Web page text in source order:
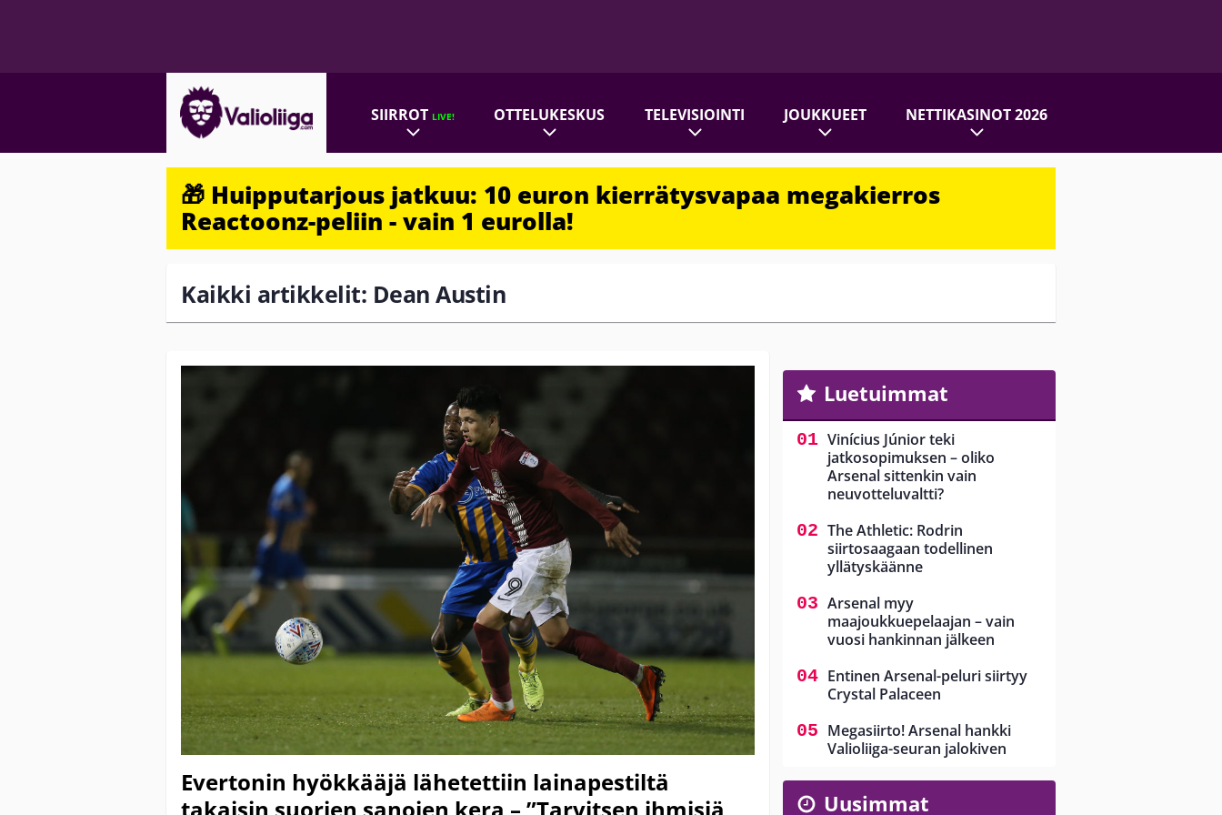
SIIRROTLIVE! OTTELUKESKUS TELEVISIOINTI JOUKKUEET NETTIKASINOT 2026
🎁 Huipputarjous jatkuu: 10 euron kierrätysvapaa megakierros
Reactoonz-peliin - vain 1 eurolla!
Kaikki artikkelit: Dean Austin
Evertonin hyökkääjä lähetettiin lainapestiltä
Luetuimmat
Vinícius Júnior teki
jatkosopimuksen – oliko
Arsenal sittenkin vain
neuvotteluvaltti?
The Athletic: Rodrin
siirtosaagaan todellinen
yllätyskäänne
Arsenal myy
maajoukkuepelaajan – vain
vuosi hankinnan jälkeen
Entinen Arsenal-peluri siirtyy
Crystal Palaceen
Megasiirto! Arsenal hankki
Valioliiga-seuran jalokiven
Uusimmat